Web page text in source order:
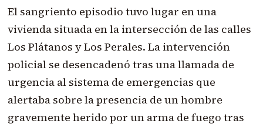
El sangriento episodio tuvo lugar en una
vivienda situada en la intersección de las calles
Los Plátanos y Los Perales. La intervención
policial se desencadenó tras una llamada de
urgencia al sistema de emergencias que
alertaba sobre la presencia de un hombre
gravemente herido por un arma de fuego tras